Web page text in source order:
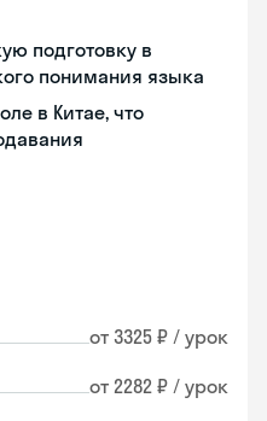
подготовку в
понимания языка
в Китае, что
от 3325 ₽ / урок
от 2282 ₽ / урок